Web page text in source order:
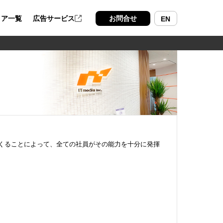
一覧 広告サービス お問合せ EN
ことによって、全ての社員がその能力を十分に発揮